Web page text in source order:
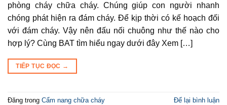
phòng cháy chữa cháy. Chúng giúp con người nhanh
chóng phát hiện ra đám cháy. Để kịp thời có kế hoạch đối
với đám cháy. Vậy nên đấu nối chuông như thế nào cho
hợp lý? Cùng BAT tìm hiểu ngay dưới đây Xem […]
TIẾP TỤC ĐỌC →
Đăng trong Cẩm nang chữa cháy Để lại bình luận